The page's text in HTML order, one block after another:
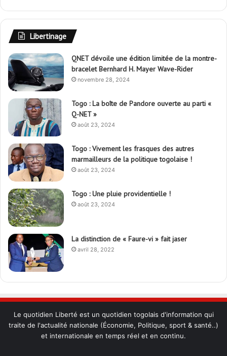
Libertinage
QNET dévoile une édition limitée de la montre-
bracelet Bernhard H. Mayer Wave-Rider
novembre 28, 2024
Togo : La boîte de Pandore ouverte au parti «
Q-NET »
août 23, 2024
Togo : Vivement les frasques des autres
marmailleurs de la politique togolaise !
août 23, 2024
Togo : Une pluie providentielle !
août 23, 2024
La distinction de « Faure-vi » fait jaser
avril 28, 2022
Le quotidien Liberté est un quotidien togolais d'information qui
traite de l'actualité nationale (Économie, Politique, sport & santé..)
et internationale en temps réel et en continu.